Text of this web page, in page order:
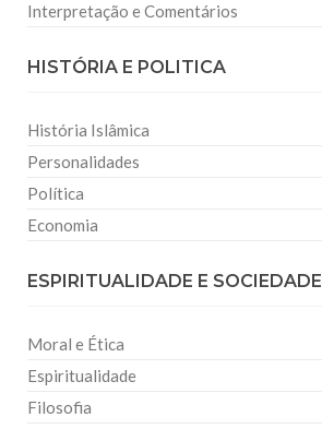
Interpretação e Comentários
HISTÓRIA E POLITICA
História Islâmica
Personalidades
Política
Economia
ESPIRITUALIDADE E SOCIEDADE
Moral e Ética
Espiritualidade
Filosofia